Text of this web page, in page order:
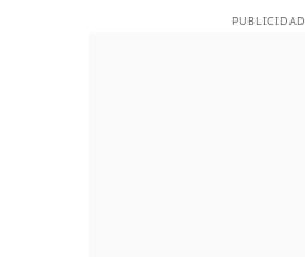
PUBLICIDAD